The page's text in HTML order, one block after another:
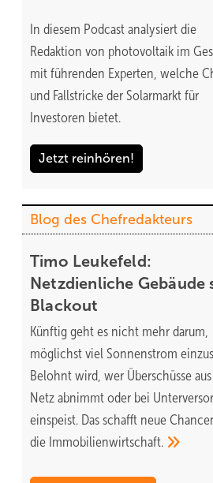
In diesem Podcast analysiert die
Redaktion von photovoltaik im
mit führenden Experten, welche
und Fallstricke der Solarmarkt für
Investoren bietet.
Jetzt reinhören!
Blog des Chefredakteurs
Timo Leukefeld:
Netzdienliche Gebäude
Blackout
Künftig geht es nicht mehr darum,
möglichst viel Sonnenstrom
Belohnt wird, wer Überschüsse
Netz abnimmt oder bei
einspeist. Das schafft neue
die Immobilienwirtschaft.